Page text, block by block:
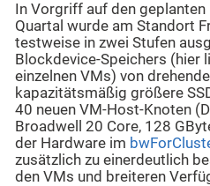
In Vorgriff auf den
Quartal wurde am Standort
testweise in zwei Stufen
Blockdevice-Speichers (hier
einzelnen VMs) von
kapazitätsmäßig größere
40 neuen VM-Host-Knoten
Broadwell 20 Core, 128
der Hardware im
zusätzlich zu einerdeutlich
den VMs und breiteren